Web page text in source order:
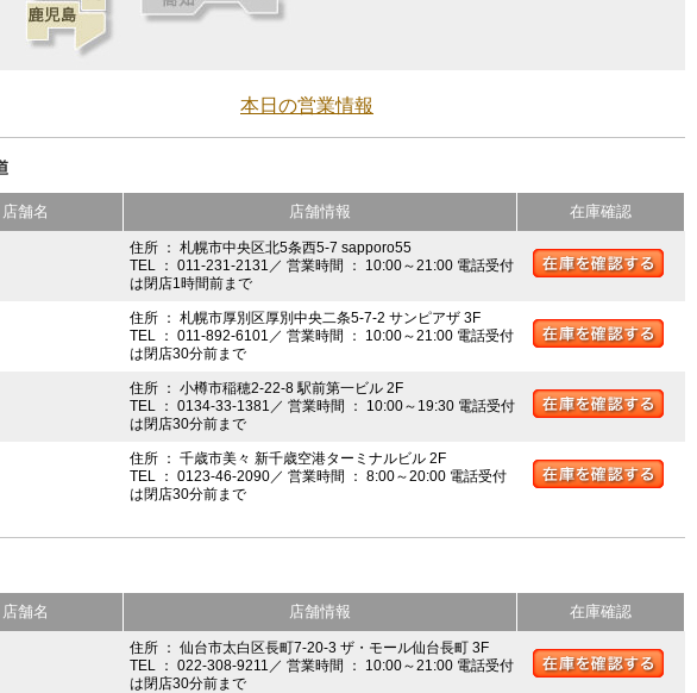
本日の営業情報
店舗名 店舗情報 在庫確認
住所 ： 札幌市中央区北5条西5-7 sapporo55
TEL ： 011-231-2131／ 営業時間 ： 10:00～21:00 電話受付
は閉店1時間前まで
住所 ： 札幌市厚別区厚別中央二条5-7-2 サンピアザ 3F
TEL ： 011-892-6101／ 営業時間 ： 10:00～21:00 電話受付
は閉店30分前まで
住所 ： 小樽市稲穂2-22-8 駅前第一ビル 2F
TEL ： 0134-33-1381／ 営業時間 ： 10:00～19:30 電話受付
は閉店30分前まで
住所 ： 千歳市美々 新千歳空港ターミナルビル 2F
TEL ： 0123-46-2090／ 営業時間 ： 8:00～20:00 電話受付
は閉店30分前まで
店舗名 店舗情報 在庫確認
住所 ： 仙台市太白区長町7-20-3 ザ・モール仙台長町 3F
TEL ： 022-308-9211／ 営業時間 ： 10:00～21:00 電話受付
は閉店30分前まで